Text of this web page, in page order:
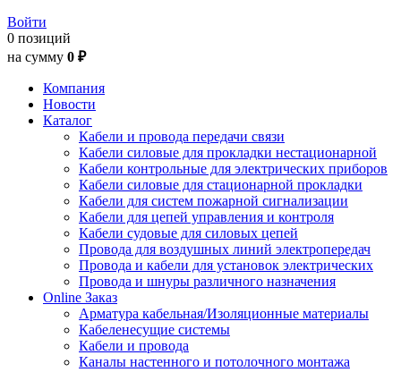
Войти
0 позиций
на сумму 0 ₽
Компания
Новости
Каталог
Кабели и провода передачи связи
Кабели силовые для прокладки нестационарной
Кабели контрольные для электрических приборов
Кабели силовые для стационарной прокладки
Кабели для систем пожарной сигнализации
Кабели для цепей управления и контроля
Кабели судовые для силовых цепей
Провода для воздушных линий электропередач
Провода и кабели для установок электрических
Провода и шнуры различного назначения
Online Заказ
Арматура кабельная/Изоляционные материалы
Кабеленесущие системы
Кабели и провода
Каналы настенного и потолочного монтажа